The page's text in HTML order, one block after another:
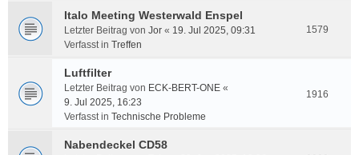
Italo Meeting Westerwald Enspel
Letzter Beitrag von Jor « 19. Jul 2025, 09:31
Verfasst in Treffen
1579
Luftfilter
Letzter Beitrag von ECK-BERT-ONE «
9. Jul 2025, 16:23
Verfasst in Technische Probleme
1916
Nabendeckel CD58